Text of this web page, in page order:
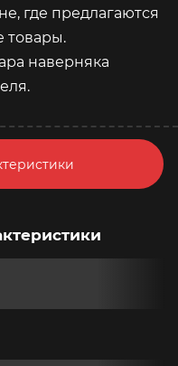
где предлагаются
товары.
наверняка